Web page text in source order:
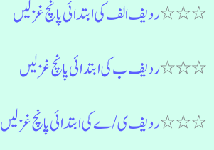
٭٭٭ردیف الف کی ابتدائی پانچ غزلیں
٭٭٭ردیف ب کی ابتدائی پانچ غزلیں
٭٭٭ردیف ی/ے کی ابتدائی پانچ غزلیں